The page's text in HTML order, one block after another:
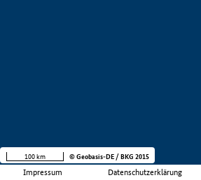
Impressum Datenschutzerklärung
100 km © Geobasis-DE / BKG 2015